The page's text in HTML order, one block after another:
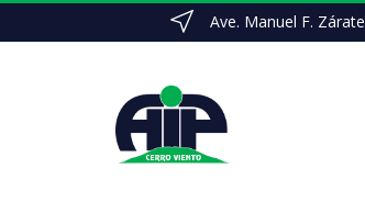
Ave. Manuel F. Zárate